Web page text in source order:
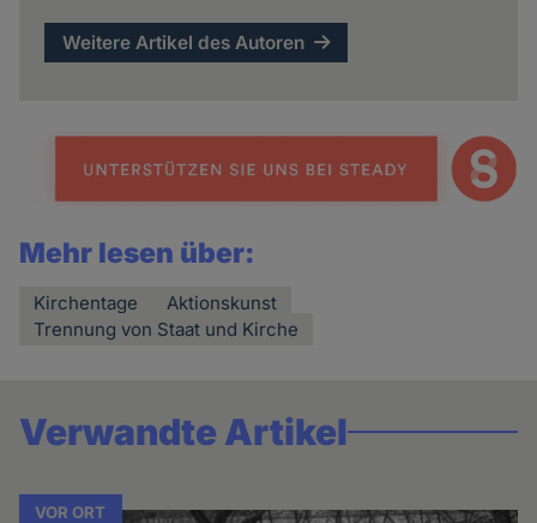
Weitere Artikel des Autoren
Mehr lesen über:
Kirchentage
Aktionskunst
Trennung von Staat und Kirche
Verwandte Artikel
VOR ORT